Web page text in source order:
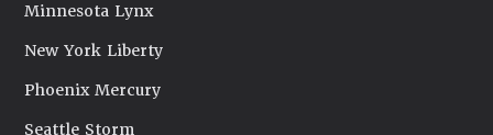
Minnesota Lynx
New York Liberty
Phoenix Mercury
Seattle Storm